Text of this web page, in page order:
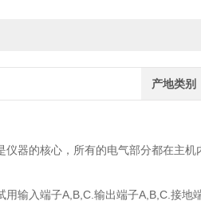
产地类别
器的核心，所有的电气部分都在主
输入端子A,B,C.输出端子A,B,C.接